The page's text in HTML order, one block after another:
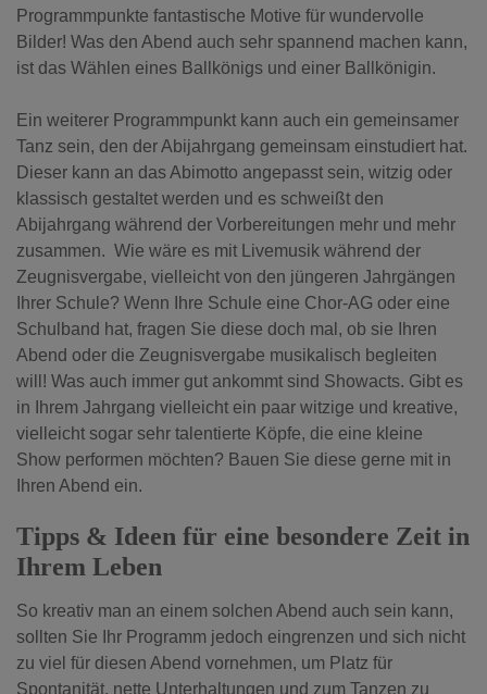
Programmpunkte fantastische Motive für wundervolle
Bilder! Was den Abend auch sehr spannend machen kann,
ist das Wählen eines Ballkönigs und einer Ballkönigin.
Ein weiterer Programmpunkt kann auch ein gemeinsamer
Tanz sein, den der Abijahrgang gemeinsam einstudiert hat.
Dieser kann an das Abimotto angepasst sein, witzig oder
klassisch gestaltet werden und es schweißt den
Abijahrgang während der Vorbereitungen mehr und mehr
zusammen. Wie wäre es mit Livemusik während der
Zeugnisvergabe, vielleicht von den jüngeren Jahrgängen
Ihrer Schule? Wenn Ihre Schule eine Chor-AG oder eine
Schulband hat, fragen Sie diese doch mal, ob sie Ihren
Abend oder die Zeugnisvergabe musikalisch begleiten
will! Was auch immer gut ankommt sind Showacts. Gibt es
in Ihrem Jahrgang vielleicht ein paar witzige und kreative,
vielleicht sogar sehr talentierte Köpfe, die eine kleine
Show performen möchten? Bauen Sie diese gerne mit in
Ihren Abend ein.
Tipps & Ideen für eine besondere Zeit in
Ihrem Leben
So kreativ man an einem solchen Abend auch sein kann,
sollten Sie Ihr Programm jedoch eingrenzen und sich nicht
zu viel für diesen Abend vornehmen, um Platz für
Spontanität, nette Unterhaltungen und zum Tanzen zu